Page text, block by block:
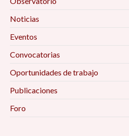
Noticias
Eventos
Convocatorias
Oportunidades de trabajo
Publicaciones
Foro